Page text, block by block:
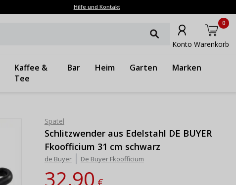
Hilfe und Kontakt
Konto Warenkorb
0
Kaffee &
Tee
Bar Heim Garten Marken
Spatel
Schlitzwender aus Edelstahl DE BUYER
Fkoofficium 31 cm schwarz
de Buyer De Buyer Fkoofficium
32,90